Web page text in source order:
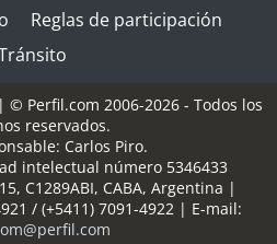
Reglas de participación
| © Perfil.com 2006-2026 - Todos los
reservados.
Carlos Piro.
intelectual número 5346433
, C1289ABI, CABA, Argentina |
/ (+5411) 7091-4922| E-mail: